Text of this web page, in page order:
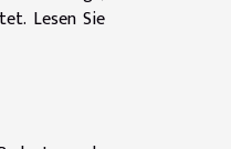
Lesen Sie